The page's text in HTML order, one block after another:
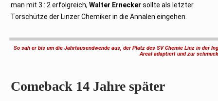
man mit 3 : 2 erfolgreich,Walter Ernecker sollte als letzter
Torschütze der Linzer Chemiker in die Annalen eingehen.
So sah er bis um die Jahrtausendwende aus, der Platz des SV Chemie Linz in der
Areal adaptiert und zur
Comeback 14 Jahre später